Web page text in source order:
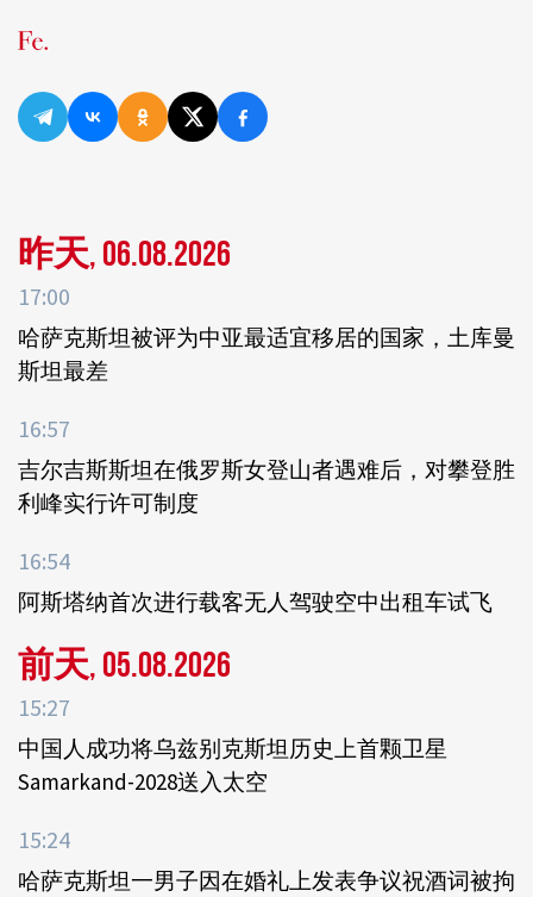
昨天, 06.08.2026
17:00
哈萨克斯坦被评为中亚最适宜移居的国家，土库曼
斯坦最差
16:57
吉尔吉斯斯坦在俄罗斯女登山者遇难后，对攀登胜
利峰实行许可制度
16:54
阿斯塔纳首次进行载客无人驾驶空中出租车试飞
前天, 05.08.2026
15:27
中国人成功将乌兹别克斯坦历史上首颗卫星
Samarkand-2028送入太空
15:24
哈萨克斯坦一男子因在婚礼上发表争议祝酒词被拘